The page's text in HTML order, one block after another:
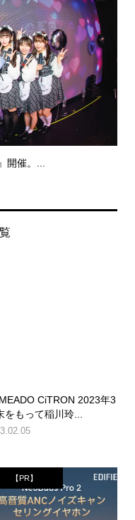
催。...
CiTRON 2023年3
をもって稲川玲...
【PR】